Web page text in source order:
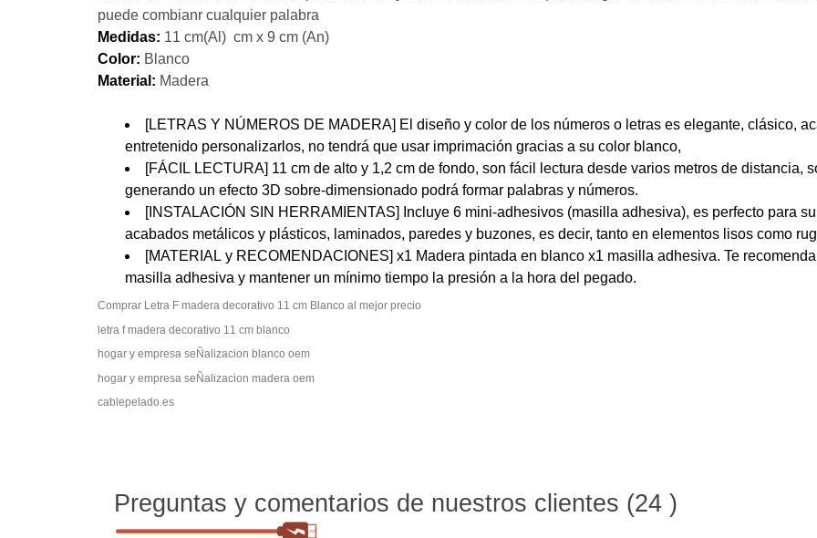
puede combianr cualquier palabra
Medidas: 11 cm(Al) cm x 9 cm (An)
Color: Blanco
Material: Madera
[LETRAS Y NÚMEROS DE MADERA] El diseño y color de los números o letras es elegante, clásico,
entretenido personalizarlos, no tendrá que usar imprimación gracias a su color blanco,
[FÁCIL LECTURA] 11 cm de alto y 1,2 cm de fondo, son fácil lectura desde varios metros de distancia,
generando un efecto 3D sobre-dimensionado podrá formar palabras y números.
[INSTALACIÓN SIN HERRAMIENTAS] Incluye 6 mini-adhesivos (masilla adhesiva), es perfecto para
acabados metálicos y plásticos, laminados, paredes y buzones, es decir, tanto en elementos lisos como
[MATERIAL y RECOMENDACIONES] x1 Madera pintada en blanco x1 masilla adhesiva. Te
masilla adhesiva y mantener un mínimo tiempo la presión a la hora del pegado.
Comprar Letra F madera decorativo 11 cm Blanco al mejor precio
letra f madera decorativo 11 cm blanco
hogar y empresa seÑalizacion blanco oem
hogar y empresa seÑalizacion madera oem
cablepelado.es
Preguntas y comentarios de nuestros clientes (24 )